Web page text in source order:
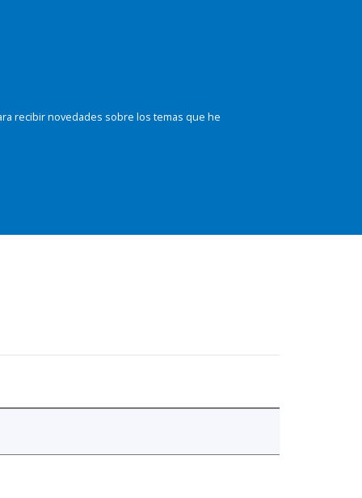
recibir novedades sobre los temas que he